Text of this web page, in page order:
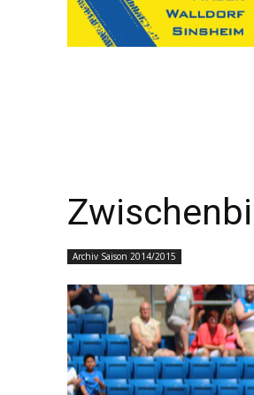
Archiv Saison 2014/2015